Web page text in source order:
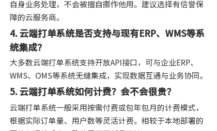
自身业务处理，不会被擅自挪作他用。建议选择有信誉保
障的云服务商。
4. 云端打单系统是否支持与现有ERP、WMS等系
统集成？
大多数云端打单系统支持开放API接口，可与企业ERP、
WMS、OMS等系统无缝集成，实现数据互通与业务协同。
5. 云端打单系统如何计费？会不会很贵？
云端打单系统一般采用按需付费或包年包月的计费模式，
根据实际订单量、用户数等灵活计费。相较于本地部署的